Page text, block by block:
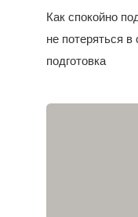
Как спокойно
не потеряться
подготовка